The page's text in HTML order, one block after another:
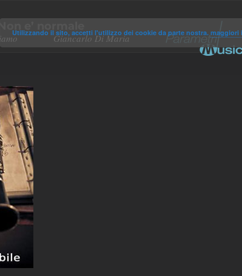
Giancarlo Di Maria
e’ normale
Utilizzando il sito, accetti l'utilizzo dei cookie da parte nostra. maggiori